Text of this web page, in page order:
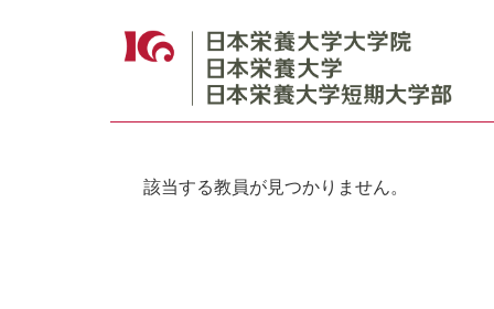
該当する教員が見つかりません。